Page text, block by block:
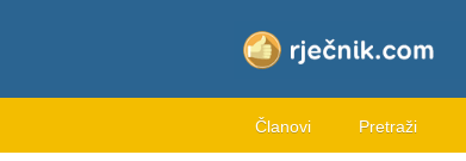
Članovi Pretraži